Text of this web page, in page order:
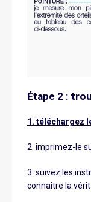
étape 2 :
1. téléchargez
2. imprimez-le
3. suivez les
connaître la